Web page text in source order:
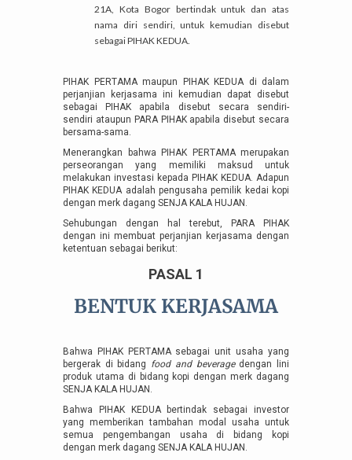
21A, Kota Bogor bertindak untuk dan atas
nama diri sendiri, untuk kemudian disebut
sebagai PIHAK KEDUA.
PIHAK PERTAMA maupun PIHAK KEDUA di dalam
perjanjian kerjasama ini kemudian dapat disebut
sebagai PIHAK apabila disebut secara sendiri-
sendiri ataupun PARA PIHAK apabila disebut secara
bersama-sama.
Menerangkan bahwa PIHAK PERTAMA merupakan
perseorangan yang memiliki maksud untuk
melakukan investasi kepada PIHAK KEDUA. Adapun
PIHAK KEDUA adalah pengusaha pemilik kedai kopi
dengan merk dagang SENJA KALA HUJAN.
Sehubungan dengan hal terebut, PARA PIHAK
dengan ini membuat perjanjian kerjasama dengan
ketentuan sebagai berikut:
PASAL 1
BENTUK KERJASAMA
Bahwa PIHAK PERTAMA sebagai unit usaha yang
bergerak di bidang food and beveragedengan lini
produk utama di bidang kopi dengan merk dagang
SENJA KALA HUJAN.
Bahwa PIHAK KEDUA bertindak sebagai investor
yang memberikan tambahan modal usaha untuk
semua pengembangan usaha di bidang kopi
dengan merk dagang SENJA KALA HUJAN.